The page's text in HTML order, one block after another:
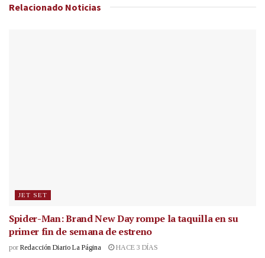
Relacionado Noticias
JET SET
Spider-Man: Brand New Day rompe la taquilla en su
primer fin de semana de estreno
por Redacción Diario La Página HACE 3 DÍAS